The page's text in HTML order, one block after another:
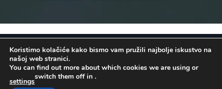
OSATINA GRUPA d.o.o. 2026
. Configured
byINFOS Osijek. Sva prava pridržana.
Koristimo kolačiće kako bismo vam pružili najbolje iskustvo na
našoj web stranici.
You can find out more about which cookies we are using or
switch them off in
settings
.